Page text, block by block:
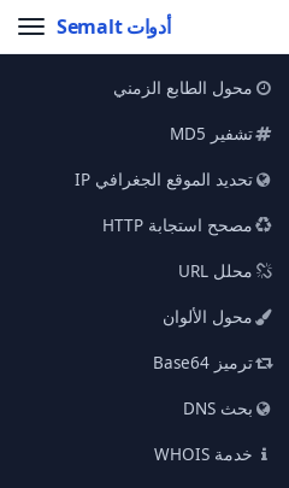
أدوات Semalt
محول الطابع الزمني
تشفير MD5
تحديد الموقع الجغرافي IP
مصحح استجابة HTTP
محلل URL
محول الألوان
ترميز Base64
بحث DNS
خدمة WHOIS